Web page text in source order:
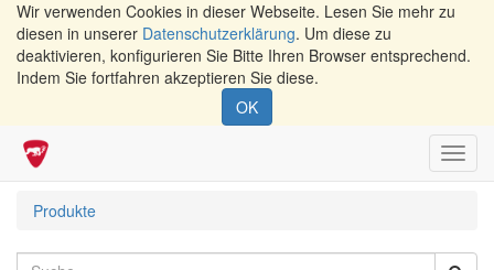
Wir verwenden Cookies in dieser Webseite. Lesen Sie mehr zu
diesen in unserer Datenschutzerklärung. Um diese zu
deaktivieren, konfigurieren Sie Bitte Ihren Browser entsprechend.
Indem Sie fortfahren akzeptieren Sie diese.
OK
Produkte